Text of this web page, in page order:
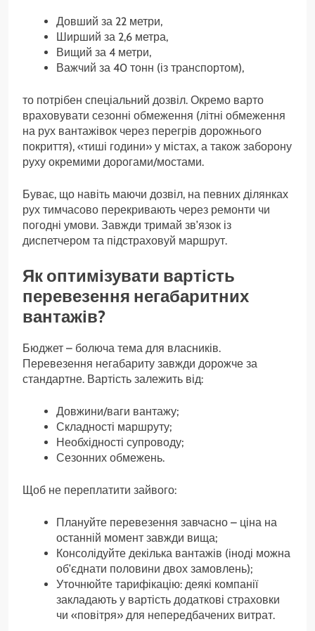
Довший за 22 метри,
Ширший за 2,6 метра,
Вищий за 4 метри,
Важчий за 40 тонн (із транспортом),
то потрібен спеціальний дозвіл. Окремо варто
враховувати сезонні обмеження (літні обмеження
на рух вантажівок через перегрів дорожнього
покриття), «тиші години» у містах, а також заборону
руху окремими дорогами/мостами.
Буває, що навіть маючи дозвіл, на певних ділянках
рух тимчасово перекривають через ремонти чи
погодні умови. Завжди тримай зв’язок із
диспетчером та підстраховуй маршрут.
Як оптимізувати вартість
перевезення негабаритних
вантажів?
Бюджет – болюча тема для власників.
Перевезення негабариту завжди дорожче за
стандартне. Вартість залежить від:
Довжини/ваги вантажу;
Складності маршруту;
Необхідності супроводу;
Сезонних обмежень.
Щоб не переплатити зайвого:
Плануйте перевезення завчасно – ціна на
останній момент завжди вища;
Консолідуйте декілька вантажів (іноді можна
об’єднати половини двох замовлень);
Уточнюйте тарифікацію: деякі компанії
закладають у вартість додаткові страховки
чи «повітря» для непередбачених витрат.